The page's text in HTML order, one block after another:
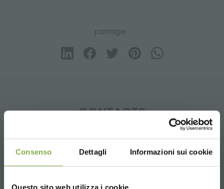
Consenso Dettagli Informazioni sui cookie
partager
CONTACTS